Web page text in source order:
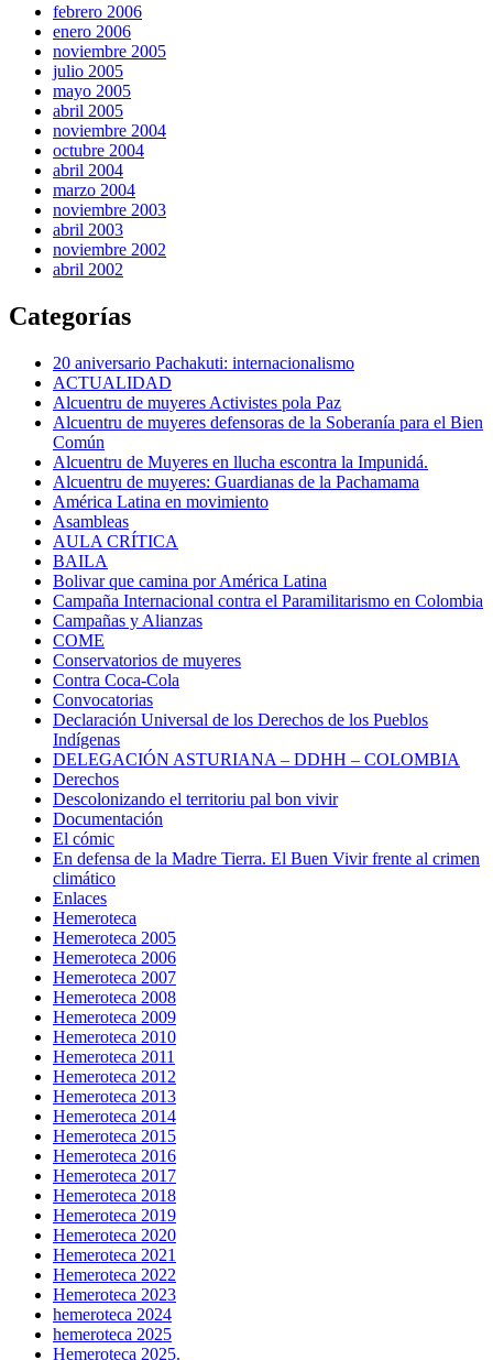
febrero 2006
enero 2006
noviembre 2005
julio 2005
mayo 2005
abril 2005
noviembre 2004
octubre 2004
abril 2004
marzo 2004
noviembre 2003
abril 2003
noviembre 2002
abril 2002
Categorías
20 aniversario Pachakuti: internacionalismo
ACTUALIDAD
Alcuentru de muyeres Activistes pola Paz
Alcuentru de muyeres defensoras de la Soberanía para el Bien
Común
Alcuentru de Muyeres en llucha escontra la Impunidá.
Alcuentru de muyeres: Guardianas de la Pachamama
América Latina en movimiento
Asambleas
AULA CRÍTICA
BAILA
Bolivar que camina por América Latina
Campaña Internacional contra el Paramilitarismo en Colombia
Campañas y Alianzas
COME
Conservatorios de muyeres
Contra Coca-Cola
Convocatorias
Declaración Universal de los Derechos de los Pueblos
Indígenas
DELEGACIÓN ASTURIANA – DDHH – COLOMBIA
Derechos
Descolonizando el territoriu pal bon vivir
Documentación
El cómic
En defensa de la Madre Tierra. El Buen Vivir frente al crimen
climático
Enlaces
Hemeroteca
Hemeroteca 2005
Hemeroteca 2006
Hemeroteca 2007
Hemeroteca 2008
Hemeroteca 2009
Hemeroteca 2010
Hemeroteca 2011
Hemeroteca 2012
Hemeroteca 2013
Hemeroteca 2014
Hemeroteca 2015
Hemeroteca 2016
Hemeroteca 2017
Hemeroteca 2018
Hemeroteca 2019
Hemeroteca 2020
Hemeroteca 2021
Hemeroteca 2022
Hemeroteca 2023
hemeroteca 2024
hemeroteca 2025
Hemeroteca 2025.